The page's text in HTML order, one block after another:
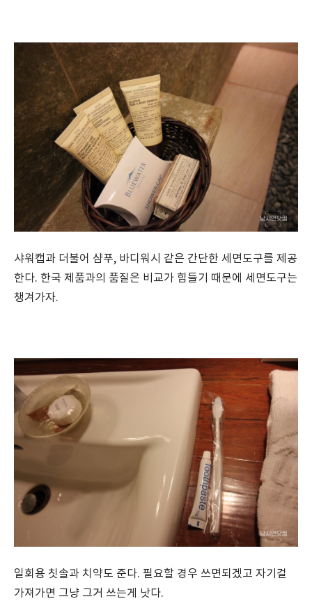
샤워캡과 더불어 샴푸, 바디워시 같은 간단한 세면도구를 제공
한다. 한국 제품과의 품질은 비교가 힘들기 때문에 세면도구는
챙겨가자.
일회용 칫솔과 치약도 준다. 필요할 경우 쓰면되겠고 자기걸
가져가면 그냥 그거 쓰는게 낫다.